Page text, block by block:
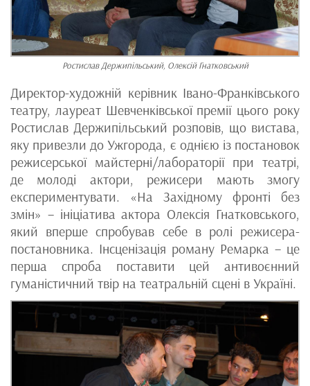
Ростислав Держипільський, Олексій Гнатковський
Директор-художній керівник Івано-Франківського
театру, лауреат Шевченківської премії цього року
Ростислав Держипільський розповів, що вистава,
яку привезли до Ужгорода, є однією із постановок
режисерської майстерні/лабораторії при театрі,
де молоді актори, режисери мають змогу
експериментувати. «На Західному фронті без
змін» – ініціатива актора Олексія Гнатковського,
який вперше спробував себе в ролі режисера-
постановника. Інсценізація роману Ремарка – це
перша спроба поставити цей антивоєнний
гуманістичний твір на театральній сцені в Україні.